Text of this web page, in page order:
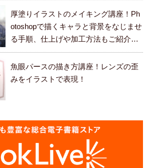
厚塗りイラストのメイキング講座！Ph
otoshopで描くキャラと背景をなじませ
る手順、仕上げや加工方法もご紹介し
ます。
魚眼パースの描き方講座！レンズの歪
みをイラストで表現！